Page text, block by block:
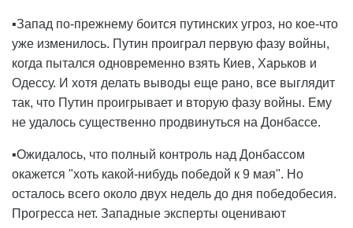
▪️Запад по-прежнему боится путинских угроз, но кое-что
уже изменилось. Путин проиграл первую фазу войны,
когда пытался одновременно взять Киев, Харьков и
Одессу. И хотя делать выводы еще рано, все выглядит
так, что Путин проигрывает и вторую фазу войны. Ему
не удалось существенно продвинуться на Донбассе.
▪️Ожидалось, что полный контроль над Донбассом
окажется "хоть какой-нибудь победой к 9 мая". Но
осталось всего около двух недель до дня победобесия.
Прогресса нет. Западные эксперты оценивают